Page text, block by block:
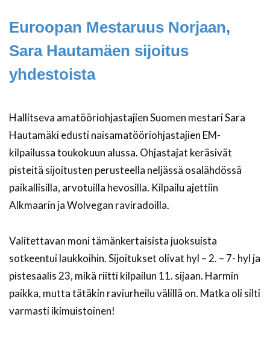
Euroopan Mestaruus Norjaan,
Sara Hautamäen sijoitus
yhdestoista
Hallitseva amatööriohjastajien Suomen mestari Sara
Hautamäki edusti naisamatööriohjastajien EM-
kilpailussa toukokuun alussa. Ohjastajat keräsivät
pisteitä sijoitusten perusteella neljässä osalähdössä
paikallisilla, arvotuilla hevosilla. Kilpailu ajettiin
Alkmaarin ja Wolvegan raviradoilla.
Valitettavan moni tämänkertaisista juoksuista
sotkeentui laukkoihin. Sijoitukset olivat hyl – 2. – 7- hyl ja
pistesaalis 23, mikä riitti kilpailun 11. sijaan. Harmin
paikka, mutta tätäkin raviurheilu välillä on. Matka oli silti
varmasti ikimuistoinen!